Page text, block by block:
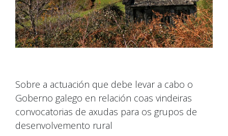
Sobre a actuación que debe levar a cabo o
Goberno galego en relación coas vindeiras
convocatorias de axudas para os grupos de
desenvolvemento rural